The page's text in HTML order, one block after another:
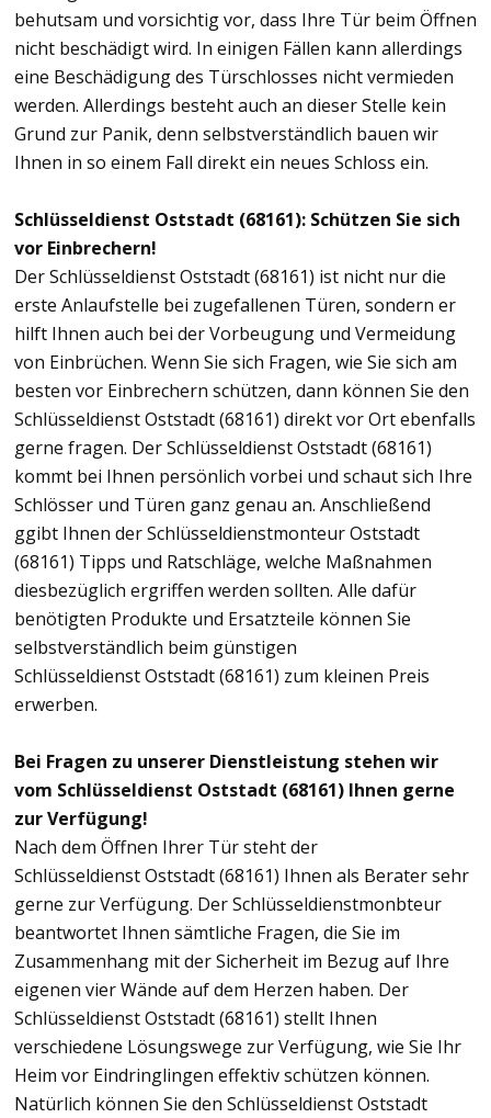
behutsam und vorsichtig vor, dass Ihre Tür beim Öffnen
nicht beschädigt wird. In einigen Fällen kann allerdings
eine Beschädigung des Türschlosses nicht vermieden
werden. Allerdings besteht auch an dieser Stelle kein
Grund zur Panik, denn selbstverständlich bauen wir
Ihnen in so einem Fall direkt ein neues Schloss ein.
Schlüsseldienst Oststadt (68161): Schützen Sie sich
vor Einbrechern!
Der Schlüsseldienst Oststadt (68161) ist nicht nur die
erste Anlaufstelle bei zugefallenen Türen, sondern er
hilft Ihnen auch bei der Vorbeugung und Vermeidung
von Einbrüchen. Wenn Sie sich Fragen, wie Sie sich am
besten vor Einbrechern schützen, dann können Sie den
Schlüsseldienst Oststadt (68161) direkt vor Ort ebenfalls
gerne fragen. Der Schlüsseldienst Oststadt (68161)
kommt bei Ihnen persönlich vorbei und schaut sich Ihre
Schlösser und Türen ganz genau an. Anschließend
ggibt Ihnen der Schlüsseldienstmonteur Oststadt
(68161) Tipps und Ratschläge, welche Maßnahmen
diesbezüglich ergriffen werden sollten. Alle dafür
benötigten Produkte und Ersatzteile können Sie
selbstverständlich beim günstigen
Schlüsseldienst Oststadt (68161) zum kleinen Preis
erwerben.
Bei Fragen zu unserer Dienstleistung stehen wir
vom Schlüsseldienst Oststadt (68161) Ihnen gerne
zur Verfügung!
Nach dem Öffnen Ihrer Tür steht der
Schlüsseldienst Oststadt (68161) Ihnen als Berater sehr
gerne zur Verfügung. Der Schlüsseldienstmonbteur
beantwortet Ihnen sämtliche Fragen, die Sie im
Zusammenhang mit der Sicherheit im Bezug auf Ihre
eigenen vier Wände auf dem Herzen haben. Der
Schlüsseldienst Oststadt (68161) stellt Ihnen
verschiedene Lösungswege zur Verfügung, wie Sie Ihr
Heim vor Eindringlingen effektiv schützen können.
Natürlich können Sie den Schlüsseldienst Oststadt